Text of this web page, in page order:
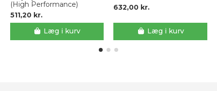
(High Performance)
511,20 kr.
Læg i kurv
632,00 kr.
Læg i kurv